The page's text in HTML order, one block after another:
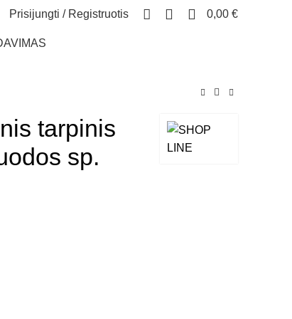
Prisijungti / Registruotis 0,00 €
tarpinis
sp.